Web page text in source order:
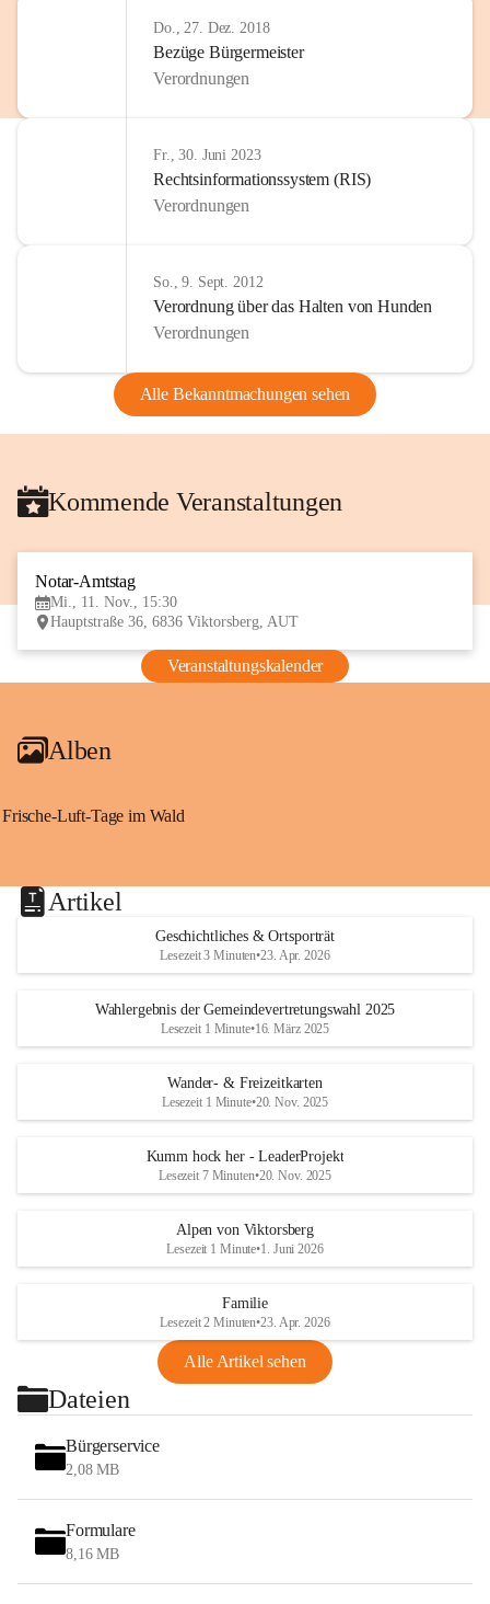
Do., 27. Dez. 2018
Bezüge Bürgermeister
Verordnungen
Fr., 30. Juni 2023
Rechtsinformationssystem (RIS)
Verordnungen
So., 9. Sept. 2012
Verordnung über das Halten von Hunden
Verordnungen
Alle Bekanntmachungen sehen
Kommende Veranstaltungen
Notar-Amtstag
Mi., 11. Nov., 15:30
Hauptstraße 36, 6836 Viktorsberg, AUT
Veranstaltungskalender
Alben
Frische-Luft-Tage im Wald
Artikel
Geschichtliches & Ortsporträt
Lesezeit 3 Minuten•23. Apr. 2026
Wahlergebnis der Gemeindevertretungswahl 2025
Lesezeit 1 Minute•16. März 2025
Wander- & Freizeitkarten
Lesezeit 1 Minute•20. Nov. 2025
Kumm hock her - LeaderProjekt
Lesezeit 7 Minuten•20. Nov. 2025
Alpen von Viktorsberg
Lesezeit 1 Minute•1. Juni 2026
Familie
Lesezeit 2 Minuten•23. Apr. 2026
Alle Artikel sehen
Dateien
Bürgerservice
2,08 MB
Formulare
8,16 MB